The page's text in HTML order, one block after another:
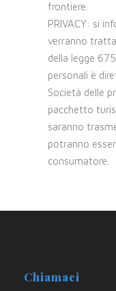
frontiere.
PRIVACY: si
verranno
della legge
personali è
Società delle
pacchetto
saranno
potranno
consumatore.
Chiamaci